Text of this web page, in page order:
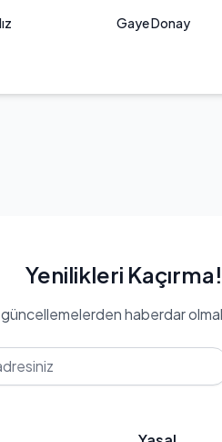
Gaye Donay
Yenilikleri Kaçırma!
haberdar